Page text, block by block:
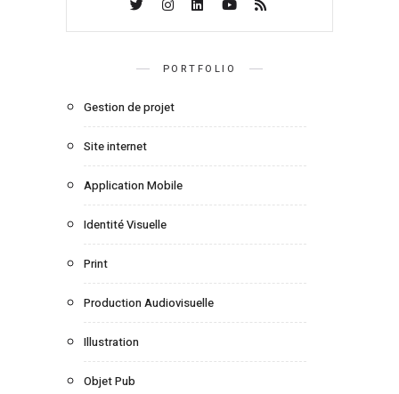
PORTFOLIO
Gestion de projet
Site internet
Application Mobile
Identité Visuelle
Print
Production Audiovisuelle
Illustration
Objet Pub